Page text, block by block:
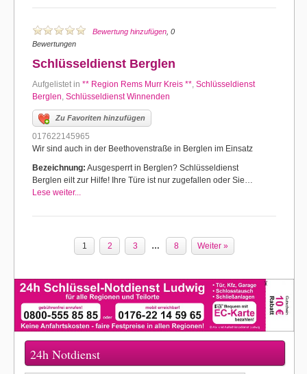
Bewertung hinzufügen , 0
Bewertungen
Schlüsseldienst Berglen
Aufgelistet in ** Region Rems Murr Kreis **, Schlüsseldienst
Berglen, Schlüsseldienst Winnenden
Zu Favoriten hinzufügen
017622145965
Wir sind auch in der Beethovenstraße in Berglen im Einsatz
Bezeichnung: Ausgesperrt in Berglen? Schlüsseldienst
Berglen eilt zur Hilfe! Ihre Türe ist nur zugefallen oder Sie…
Lese weiter...
1 2 3 … 8 Weiter »
24h Notdienst